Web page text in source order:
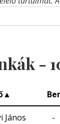
-
▲
János -